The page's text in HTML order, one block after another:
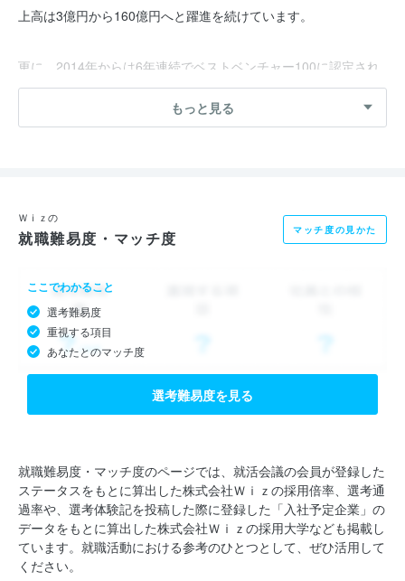
上高は3億円から160億円へと躍進を続けています。
更に、2014年からは6年連続でベストベンチャー100に認定され
ています。
ビジョン、成長理由、売上高などから、当社の今後の成長を期待
といった進化するIT業界の商材を数多く扱い、オフィスや店舗の
業務改善をご提案しています。その他、クリエイティブ事業では
います。
売ると創るで、「ヒトがシゴトしやすい社会の実現」を目指して
もっと見る
Ｗｉｚの
就職難易度・マッチ度 マッチ度の見かた
ここでわかること
選考難易度
重視する項目
あなたとのマッチ度
選考難易度を見る
就職難易度・マッチ度のページでは、就活会議の会員が登録した
ステータスをもとに算出した株式会社Ｗｉｚの採用倍率、選考通
過率や、選考体験記を投稿した際に登録した「入社予定企業」の
データをもとに算出した株式会社Ｗｉｚの採用大学なども掲載し
ています。就職活動における参考のひとつとして、ぜひ活用して
ください。